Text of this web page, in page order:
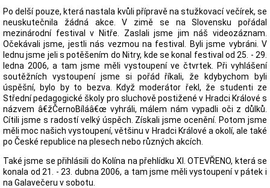
Po delší pouze, která nastala kvůli přípravě na stužkovací večírek, se
neuskutečnila žádná akce. V zimě se na Slovensku pořádal
mezinárodní festival v Nitře. Zaslali jsme jim náš videozáznam.
Očekávali jsme, jestli nás vezmou na festival. Byli jsme vybráni. V
lednu jsme jeli s potěšením do Nitry, kde se konal festival od 25. - 29.
ledna 2006, a tam jsme měli vystoupení ve čtvrtek. Při vyhlášení
soutěžních vystoupení jsme si pořád říkali, že kdybychom byli
úspěšní, bylo by to bezva. Když moderátor řekl, že studenti ze
Střední pedagogické školy pro sluchově postižené v Hradci Králové s
názvem â€žČernoBíláâ€œ vyhráli, málem nám vypadli oči z důlků.
Cítili jsme s radostí velký úspěch. Získali jsme ocenění. Potom jsme
měli moc našich vystoupení, většinu v Hradci Králové a okolí, ale také
po České republice na plesech nebo různých akcích.
Také jsme se přihlásili do Kolína na přehlídku XI. OTEVŘENO, která se
konala od 21. - 23. dubna 2006, a tam jsme měli vystoupení v pátek i
na Galavečeru v sobotu.